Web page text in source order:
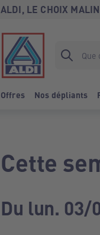
ALDI, LE CHOIX MALIN
Offres Nos dépliants
Cette
Du lun. 03/